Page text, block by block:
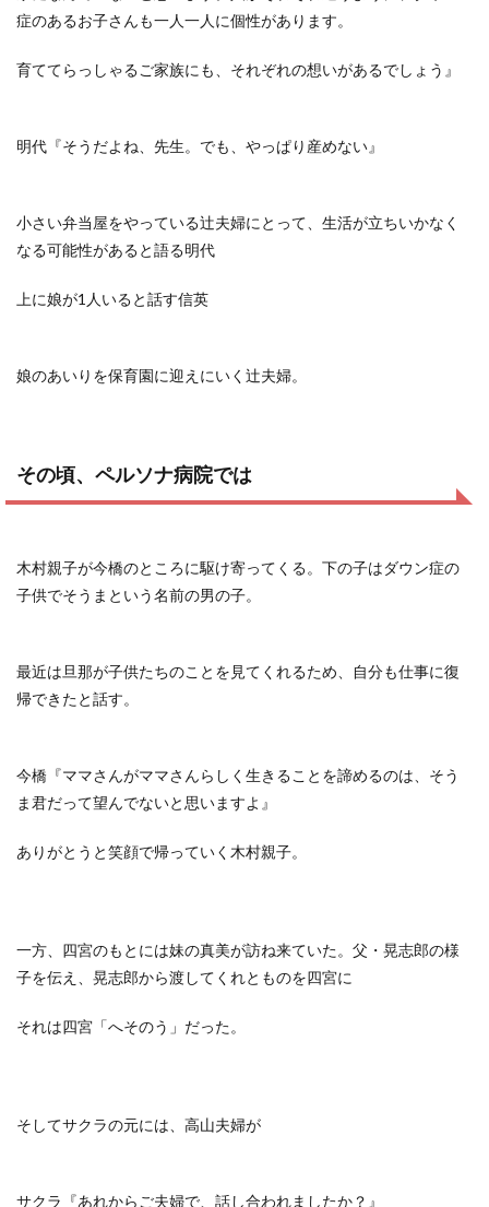
症のあるお子さんも一人一人に個性があります。
育ててらっしゃるご家族にも、それぞれの想いがあるでしょう』
明代『そうだよね、先生。でも、やっぱり産めない』
小さい弁当屋をやっている辻夫婦にとって、生活が立ちいかなく
なる可能性があると語る明代
上に娘が1人いると話す信英
娘のあいりを保育園に迎えにいく辻夫婦。
その頃、ペルソナ病院では
木村親子が今橋のところに駆け寄ってくる。下の子はダウン症の
子供でそうまという名前の男の子。
最近は旦那が子供たちのことを見てくれるため、自分も仕事に復
帰できたと話す。
今橋『ママさんがママさんらしく生きることを諦めるのは、そう
ま君だって望んでないと思いますよ』
ありがとうと笑顔で帰っていく木村親子。
一方、四宮のもとには妹の真美が訪ね来ていた。父・晃志郎の様
子を伝え、晃志郎から渡してくれとものを四宮に
それは四宮「へそのう」だった。
そしてサクラの元には、高山夫婦が
サクラ『あれからご夫婦で、話し合われましたか？』